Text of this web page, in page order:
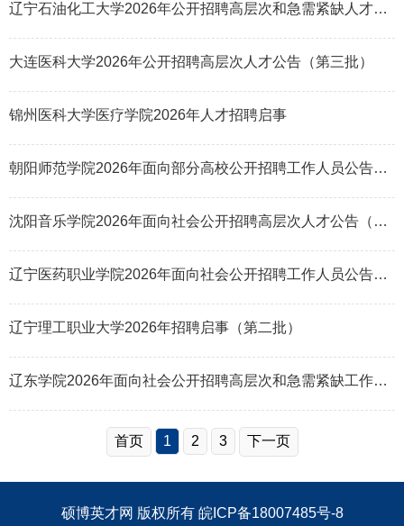
辽宁石油化工大学2026年公开招聘高层次和急需紧缺人才公告（第二批）
大连医科大学2026年公开招聘高层次人才公告（第三批）
锦州医科大学医疗学院2026年人才招聘启事
朝阳师范学院2026年面向部分高校公开招聘工作人员公告（第二批次）
沈阳音乐学院2026年面向社会公开招聘高层次人才公告（第一批）
辽宁医药职业学院2026年面向社会公开招聘工作人员公告（第二批）
辽宁理工职业大学2026年招聘启事（第二批）
辽东学院2026年面向社会公开招聘高层次和急需紧缺工作人员公告(第二批)
首页 1 2 3 下一页
硕博英才网 版权所有 皖ICP备18007485号-8